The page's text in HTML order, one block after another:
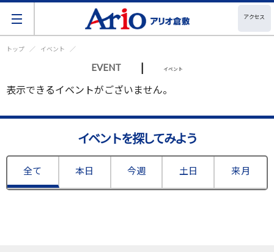
アクセス
トップ イベント
EVENT | イベント
表示できるイベントがございません。
イベントを探してみよう
全て 本日 今週 土日 来月